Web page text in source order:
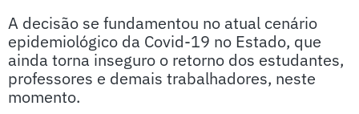
A decisão se fundamentou no atual cenário
epidemiológico da Covid-19 no Estado, que
ainda torna inseguro o retorno dos estudantes,
professores e demais trabalhadores, neste
momento.